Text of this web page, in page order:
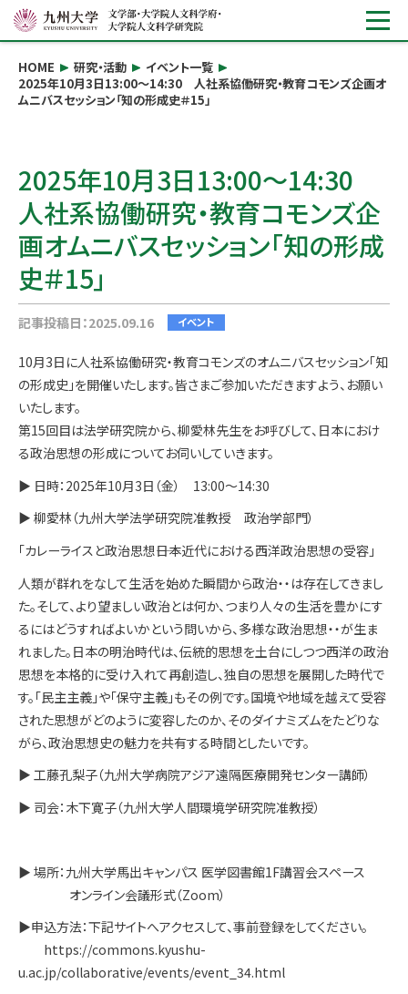
HOME 研究・活動
イベント一覧
2025年10月3日13:00～14:30 人社系協働研究・教育コモンズ企画オ
ムニバスセッション「知の形成史＃15」
2025年10月3日13:00～14:30
人社系協働研究・教育コモンズ企
画オムニバスセッション「知の形成
史＃15」
記事投稿日：2025.09.16 イベント
10月3日に人社系協働研究・教育コモンズのオムニバスセッション「知
の形成史」を開催いたします。皆さまご参加いただきますよう、お願い
いたします。
第15回目は法学研究院から、柳愛林先生をお呼びして、日本におけ
る政治思想の形成についてお伺いしていきます。
▶ 日時：2025年10月3日（金） 13:00～14:30
▶ 柳愛林（九州大学法学研究院准教授 政治学部門）
「カレーライスと政治思想――日本近代における西洋政治思想の受容」
人類が群れをなして生活を始めた瞬間から政治・・は存在してきまし
た。そして、より望ましい政治とは何か、つまり人々の生活を豊かにす
るにはどうすればよいかという問いから、多様な政治思想・・が生ま
れました。日本の明治時代は、伝統的思想を土台にしつつ西洋の政治
思想を本格的に受け入れて再創造し、独自の思想を展開した時代で
す。「民主主義」や「保守主義」もその例です。国境や地域を越えて受容
された思想がどのように変容したのか、そのダイナミズムをたどりな
がら、政治思想史の魅力を共有する時間としたいです。
▶ 工藤孔梨子（九州大学病院アジア遠隔医療開発センター講師）
▶ 司会：木下寛子（九州大学人間環境学研究院准教授）
▶ 場所：九州大学馬出キャンパス 医学図書館1F講習会スペース
オンライン会議形式（Zoom）
▶申込方法：下記サイトへアクセスして、事前登録をしてください。
https://commons.kyushu-
u.ac.jp/collaborative/events/event_34.html